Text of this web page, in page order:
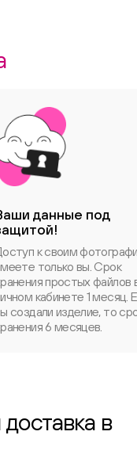
данные под
к своим
только вы. Срок
простых файлов
кабинете 1 месяц.
создали изделие, то
6 месяцев.
в